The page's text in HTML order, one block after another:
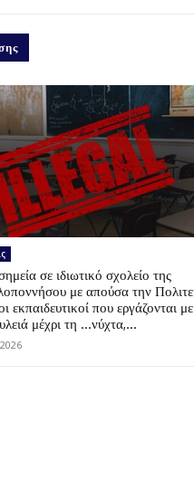
σε ιδιωτικό σχολείο της
με απούσα την
εκπαιδευτικοί που εργάζονται με
μέχρι τη …νύχτα,...